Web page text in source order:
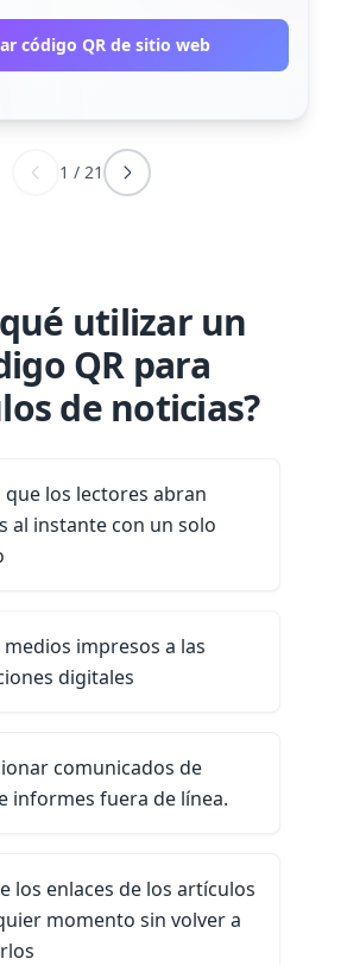
código QR de sitio web
1 / 21
utilizar un
QR para
de noticias?
que los lectores abran
al instante con un solo
impresos a las
digitales
comunicados de
informes fuera de línea.
los enlaces de los artículos
momento sin volver a